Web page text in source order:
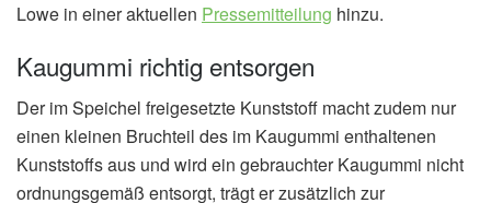
Lowe in einer aktuellen Pressemitteilung hinzu.
Kaugummi richtig entsorgen
Der im Speichel freigesetzte Kunststoff macht zudem nur
einen kleinen Bruchteil des im Kaugummi enthaltenen
Kunststoffs aus und wird ein gebrauchter Kaugummi nicht
ordnungsgemäß entsorgt, trägt er zusätzlich zur